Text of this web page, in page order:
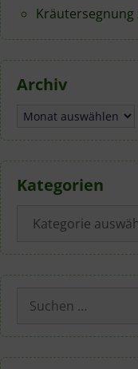
Archiv
Archiv
Kategorien
Suchen
nach: